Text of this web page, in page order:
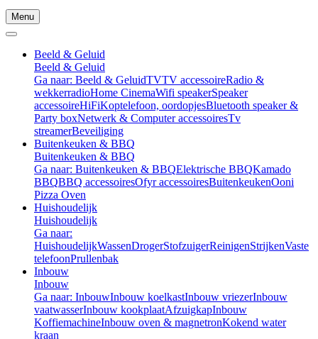
Menu
Beeld & Geluid
Beeld & Geluid
Ga naar: Beeld & GeluidTVTV accessoireRadio &
wekkerradioHome CinemaWifi speakerSpeaker
accessoireHiFiKoptelefoon, oordopjesBluetooth speaker &
Party boxNetwerk & Computer accessoiresTv
streamerBeveiliging
Buitenkeuken & BBQ
Buitenkeuken & BBQ
Ga naar: Buitenkeuken & BBQElektrische BBQKamado
BBQBBQ accessoiresOfyr accessoiresBuitenkeukenOoni
Pizza Oven
Huishoudelijk
Huishoudelijk
Ga naar:
HuishoudelijkWassenDrogerStofzuigerReinigenStrijkenVaste
telefoonPrullenbak
Inbouw
Inbouw
Ga naar: InbouwInbouw koelkastInbouw vriezerInbouw
vaatwasserInbouw kookplaatAfzuigkapInbouw
KoffiemachineInbouw oven & magnetronKokend water
kraan